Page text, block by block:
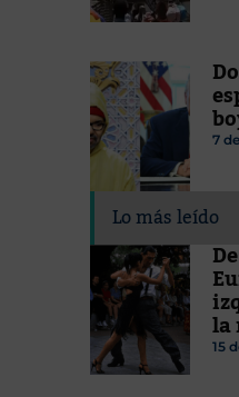
7
Lo más leído
la
15